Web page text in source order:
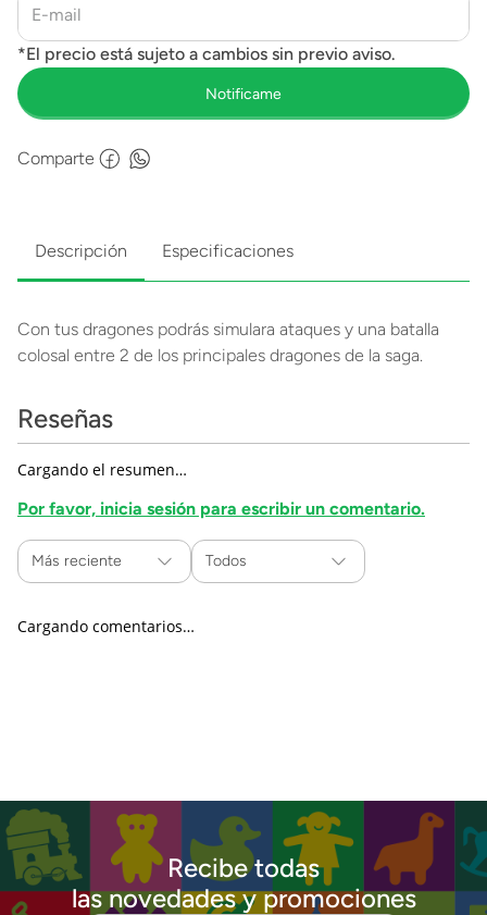
Comparte
Descripción Especificaciones
Con tus dragones podrás simulara ataques y una batalla
colosal entre 2 de los principales dragones de la saga.
Reseñas
Cargando el resumen…
Por favor, inicia sesión para escribir un comentario.
Más reciente Todos
Cargando comentarios…
Recibe todas
las novedades y promociones